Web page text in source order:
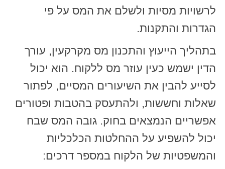
לרשויות מסיות ולשלם את המס על פי
הגדרות והתקנות.
בתהליך הייעוץ והתכנון מס מקרקעין, עורך
הדין ישמש כעין עוזר מס ללקוח. הוא יכול
לסייע להבין את השיעורים המסיים, לפתור
שאלות וחששות, ולהתעסק בהטבות ופטורים
אפשריים הנמצאים בחוק. גובה המס שבח
יכול להשפיע על ההחלטות הכלכליות
והמשפטיות של הלקוח במספר דרכים: